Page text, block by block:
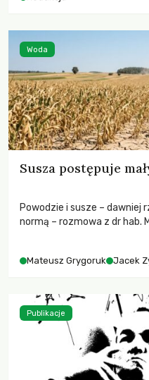
funkcjonowania łowiectwa
Susza postępuje
Powodzie i susze – dawniej
normą – rozmowa z dr hab.
Mateusz Grygoruk Jacek
Woda
Publikacje